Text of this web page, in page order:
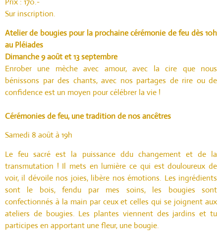
Sur inscription.
Atelier de bougies pour la prochaine cérémonie de feu dès 10h
au Pléiades
Dimanche 9 août et 13 septembre
Enrober une mèche avec amour, avec la cire que nous
bénissons par des chants, avec nos partages de rire ou de
confidence est un moyen pour célébrer la vie !
Cérémonies de feu, une tradition de nos ancêtres
Samedi 8 août à 19h
Le feu sacré est la puissance ddu changement et de la
transmutation ! Il mets en lumière ce qui est douloureux de
voir, il dévoile nos joies, libère nos émotions. Les ingrédients
sont le bois, fendu par mes soins, les bougies sont
confectionnés à la main par ceux et celles qui se joignent aux
ateliers de bougies. Les plantes viennent des jardins et tu
participes en apportant une fleur, une bougie.